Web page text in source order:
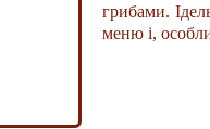
грибами.
меню і,